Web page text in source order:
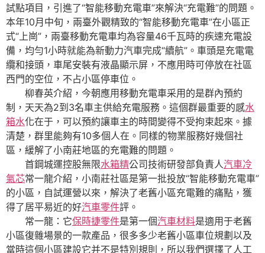
試點項目，引進了“智能移動充電車”來解決“充電難”的問題。
本年10月中旬，兩臺外觀精致的“智能移動充電車”在小區正
式“上崗”，兩臺移動充電車均為容量46千瓦時的疾速充電設
備，均勻1小時就能為新動力汽車完成“續航”。車頭是充電電
纜和接頭，車尾安裝有液晶顯示屏，不應用時可停放在社區
西門的空位，不占小區停車位。
柳春英介紹，今朝應用移動充電車采用的是群內預約
制，天天為2到3名車主供給充電服務。這個群最重要的感水
箱水化在于，可以預約讓車主的時間變得不受拘束起來。據
清楚，群里能夠有10多個人在。同樣的物業服務好幾個社
區，緩解了小南莊地區的充電難的問題。
首鋼城運控股無限水箱精公司技術研發部負責人汽車冷
氣芯常一龍介紹，小南莊社區是第一批投放“智能移動充電車”
的小區，自試運營以來，解決了老舊小區充電難的痛點，獲
得了居平易近的好汽車零件評。
常一龍：它保時捷零件是第一個汽車材料是適用于老舊
小區復雜場景的一款產品，很多多少老舊小區車位規劃以及
當時這個小區建設它并不是特別規則，所以我們選擇了人工